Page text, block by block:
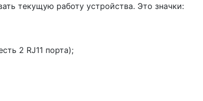
текущую работу устройства. Это значки:
2 RJ11 порта);